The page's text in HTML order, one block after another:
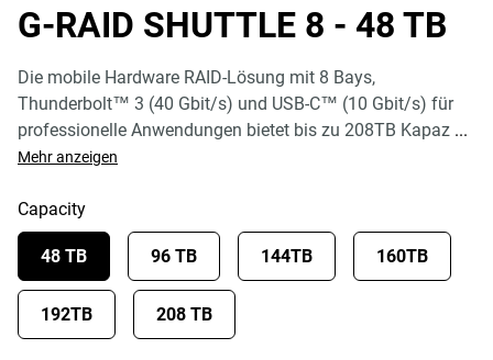
G-RAID SHUTTLE 8 - 48 TB
Die mobile Hardware RAID-Lösung mit 8 Bays,
Thunderbolt™ 3 (40 Gbit/s) und USB-C™ (10 Gbit/s) für
professionelle Anwendungen bietet bis zu 208TB Kapaz ...
Mehr anzeigen
Capacity
48 TB 96 TB 144TB 160TB
192TB 208 TB